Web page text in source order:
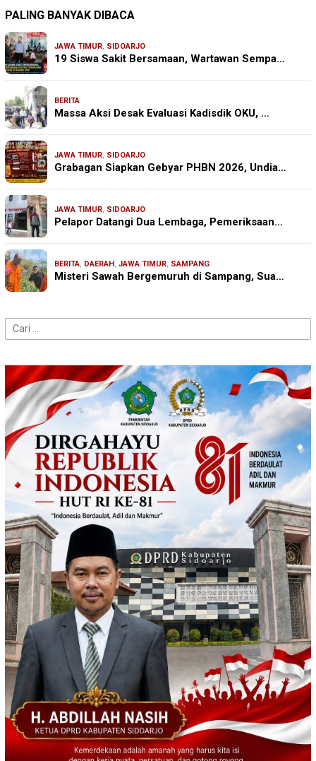
PALING BANYAK DIBACA
JAWA TIMUR, SIDOARJO
19 Siswa Sakit Bersamaan, Wartawan Sempa…
BERITA
Massa Aksi Desak Evaluasi Kadisdik OKU, …
JAWA TIMUR, SIDOARJO
Grabagan Siapkan Gebyar PHBN 2026, Undia…
JAWA TIMUR, SIDOARJO
Pelapor Datangi Dua Lembaga, Pemeriksaan…
BERITA, DAERAH, JAWA TIMUR, SAMPANG
Misteri Sawah Bergemuruh di Sampang, Sua…
Cari
untuk: